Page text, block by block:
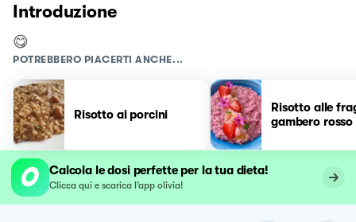
Introduzione
😋
POTREBBERO PIACERTI ANCHE...
Risotto ai porcini
Risotto alle
gambero rosso
Calcola le dosi perfette per la tua dieta!
Clicca qui e scarica l’app olivia!